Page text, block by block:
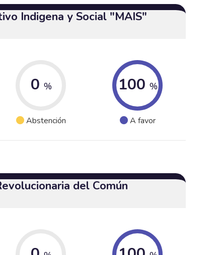
Indigena y Social "MAIS"
0 %
Abstención
100 %
A favor
del Común